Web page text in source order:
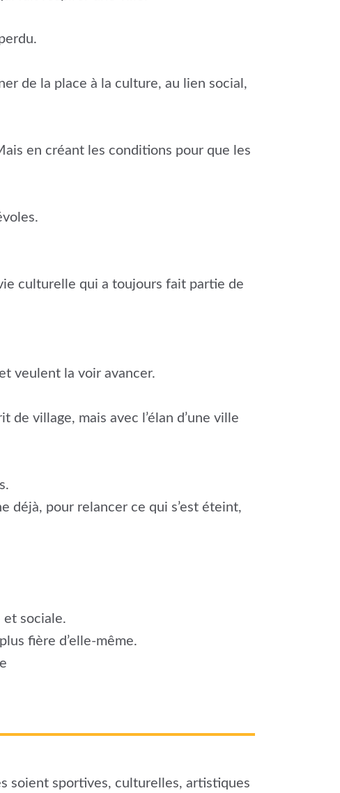
de la place à la culture, au lien social,
en créant les conditions pour que les
culturelle qui a toujours fait partie de
veulent la voir avancer.
village, mais avec l’élan d’une ville
déjà, pour relancer ce qui s’est éteint,
et sociale.
fière d’elle-même.
soient sportives, culturelles, artistiques